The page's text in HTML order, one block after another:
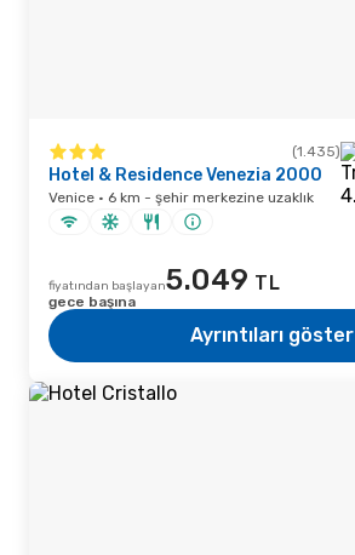
(1.435)
Hotel & Residence Venezia 2000
Venice · 6 km - şehir merkezine uzaklık
fiyatından başlayan5.049 TL
gece başına
Ayrıntıları göster